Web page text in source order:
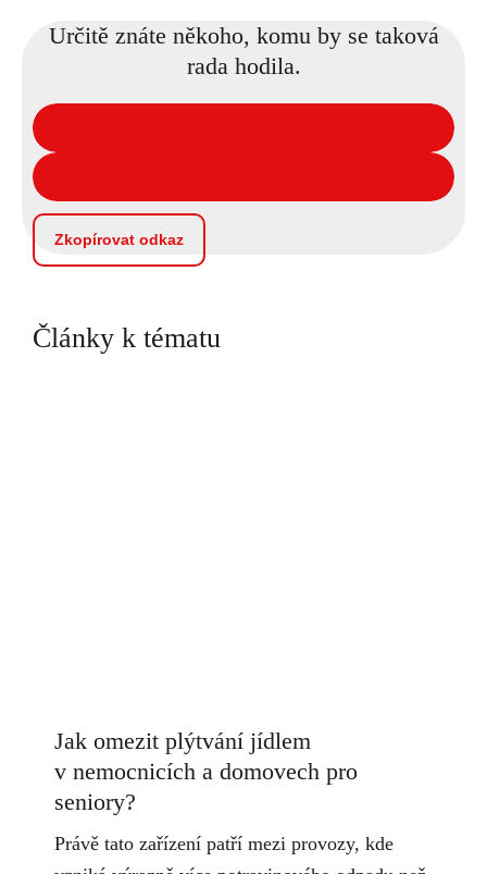
Určitě znáte někoho, komu by se taková
rada hodila.
Zkopírovat odkaz
Články k tématu
Jak omezit plýtvání jídlem
v nemocnicích a domovech pro
seniory?
Právě tato zařízení patří mezi provozy, kde